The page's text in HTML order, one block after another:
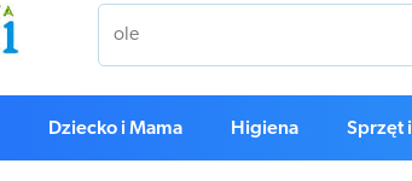
Dziecko i Mama Higiena Sprzęt